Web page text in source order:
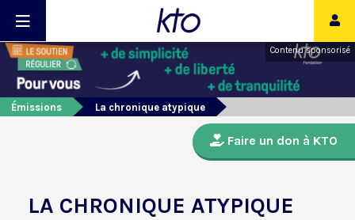
Contenu sponsorisé
Émissions La chronique atypique
Faire un don à KTO
LA CHRONIQUE ATYPIQUE